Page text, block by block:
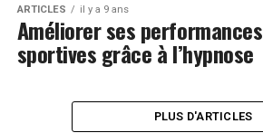
ARTICLES il y a 9 ans
Améliorer ses performances
sportives grâce à l’hypnose
PLUS D'ARTICLES